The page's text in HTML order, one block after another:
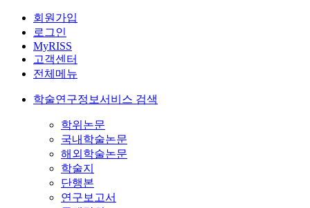
회원가입
로그인
MyRISS
고객센터
전체메뉴
학술연구정보서비스 검색
학위논문
국내학술논문
해외학술논문
학술지
단행본
연구보고서